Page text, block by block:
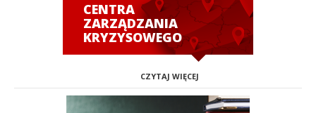
CENTRA
ZARZĄDZANIA
KRYZYSOWEGO
CZYTAJ WIĘCEJ